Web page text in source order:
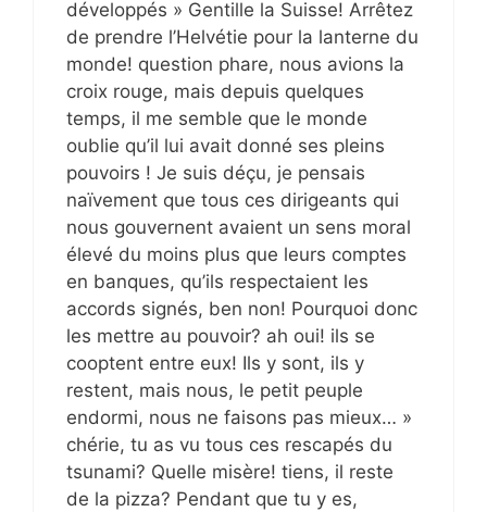
développés » Gentille la Suisse! Arrêtez
de prendre l’Helvétie pour la lanterne du
monde! question phare, nous avions la
croix rouge, mais depuis quelques
temps, il me semble que le monde
oublie qu’il lui avait donné ses pleins
pouvoirs ! Je suis déçu, je pensais
naïvement que tous ces dirigeants qui
nous gouvernent avaient un sens moral
élevé du moins plus que leurs comptes
en banques, qu’ils respectaient les
accords signés, ben non! Pourquoi donc
les mettre au pouvoir? ah oui! ils se
cooptent entre eux! Ils y sont, ils y
restent, mais nous, le petit peuple
endormi, nous ne faisons pas mieux… »
chérie, tu as vu tous ces rescapés du
tsunami? Quelle misère! tiens, il reste
de la pizza? Pendant que tu y es,